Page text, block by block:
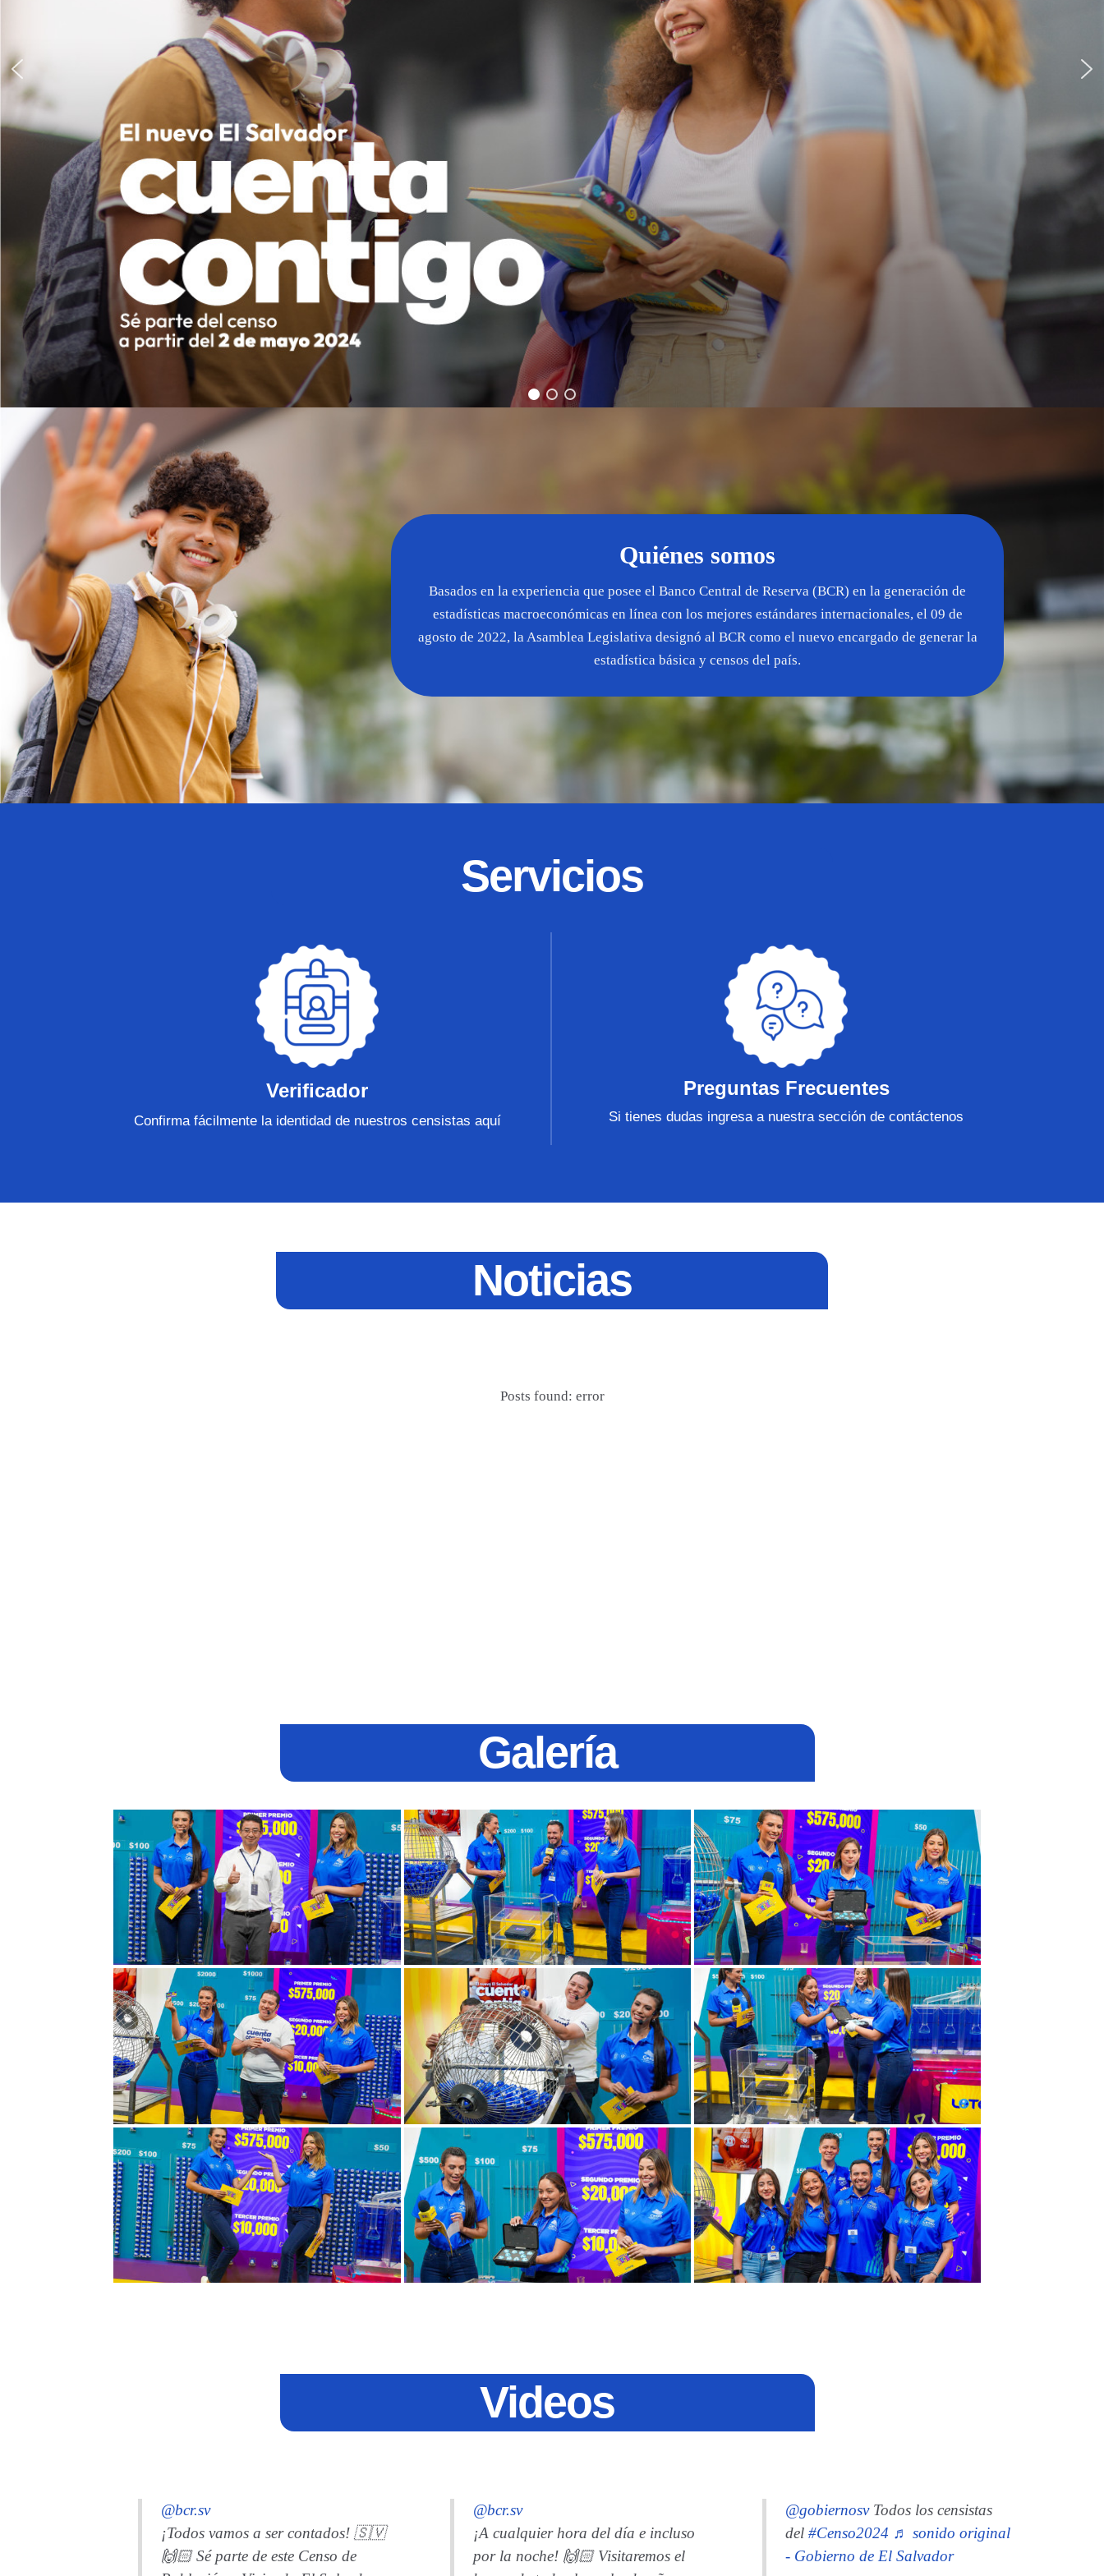
Quiénes somos
Basados en la experiencia que posee el Banco Central de Reserva (BCR) en la generación de
estadísticas macroeconómicas en línea con los mejores estándares internacionales, el 09 de
agosto de 2022, la Asamblea Legislativa designó al BCR como el nuevo encargado de generar la
estadística básica y censos del país.
Servicios
Verificador
Confirma fácilmente la identidad de nuestros censistas aquí
Preguntas Frecuentes
Si tienes dudas ingresa a nuestra sección de contáctenos
Noticias
Posts found: error
Galería
Videos
@bcr.sv
¡Todos vamos a ser contados! 🇸🇻
🙌🏻 Sé parte de este Censo de
@bcr.sv
¡A cualquier hora del día e incluso
por la noche! 🙌🏻 Visitaremos el
@gobiernosvTodos los censistas
del #Censo2024 ♬ sonido original
- Gobierno de El Salvador